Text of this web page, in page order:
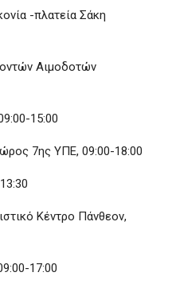
-πλατεία Σάκη
Αιμοδοτών
15:00
7ης ΥΠΕ, 09:00-18:00
Κέντρο Πάνθεον,
17:00